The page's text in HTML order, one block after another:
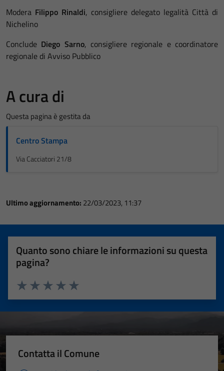
Modera Filippo Rinaldi, consigliere delegato legalità Città di
Nichelino
Conclude Diego Sarno, consigliere regionale e coordinatore
regionale di Avviso Pubblico
A cura di
Questa pagina è gestita da
Centro Stampa
Via Cacciatori 21/8
Ultimo aggiornamento: 22/03/2023, 11:37
Quanto sono chiare le informazioni su questa
pagina?
Valuta 5 stelle su 5
Valuta 4 stelle su 5
Valuta 3 stelle su 5
Valuta 2 stelle su 5
Valuta 1 stelle su 5
Contatta il Comune